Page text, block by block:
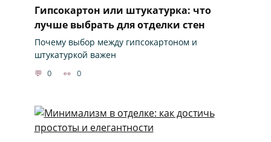
Гипсокартон или штукатурка: что
лучше выбрать для отделки стен
Почему выбор между гипсокартоном и
штукатуркой важен
0 0